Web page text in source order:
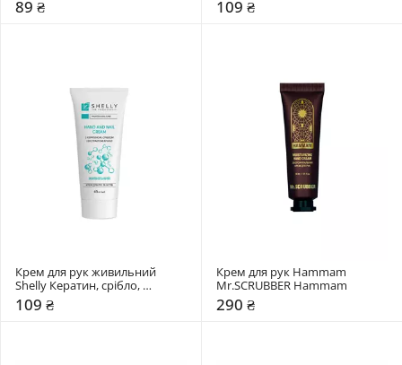
89 ₴ 109 ₴
Крем для рук живильний
Shelly Кератин, срібло,
109 ₴
Крем для рук Hammam
Mr.SCRUBBER Hammam
290 ₴